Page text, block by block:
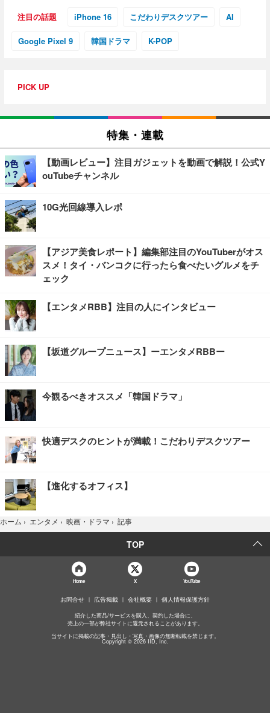
注目の話題 iPhone 16 こだわりデスクツアー AI
Google Pixel 9 韓国ドラマ K-POP
PICK UP
特集・連載
【動画レビュー】注目ガジェットを動画で解説！公式Y
ouTubeチャンネル
10G光回線導入レポ
【アジア美食レポート】編集部注目のYouTuberがオス
スメ！タイ・バンコクに行ったら食べたいグルメをチ
ェック
【エンタメRBB】注目の人にインタビュー
【坂道グループニュース】ーエンタメRBBー
今観るべきオススメ「韓国ドラマ」
快適デスクのヒントが満載！こだわりデスクツアー
【進化するオフィス】
ホーム › エンタメ › 映画・ドラマ › 記事
TOP
Home X YouTube
お問合せ 広告掲載 会社概要 個人情報保護方針
紹介した商品/サービスを購入、契約した場合に、
売上の一部が弊社サイトに還元されることがあります。
当サイトに掲載の記事・見出し・写真・画像の無断転載を禁じます。
Copyright © 2026 IID, Inc.